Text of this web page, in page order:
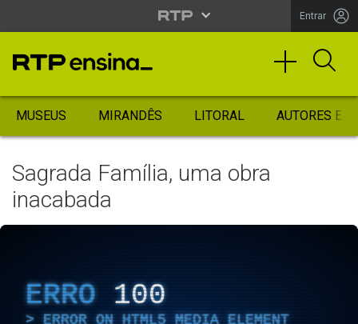
Entrar
MUSEUS MIRANDÊS LITORAL AUTORES
Sagrada Família, uma obra
inacabada
ERRO 100
ERROR ON HTML5 MEDIA ELEMENT